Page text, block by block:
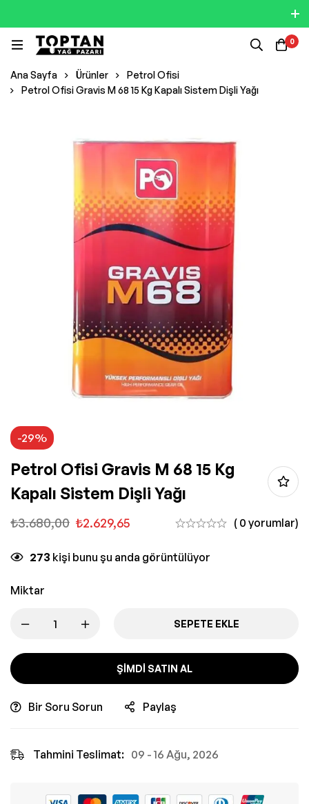
0
Ana Sayfa Ürünler
Petrol Ofisi
Petrol Ofisi Gravis M 68 15 Kg Kapalı Sistem Dişli Yağı
-29%
Petrol Ofisi Gravis M 68 15 Kg
Kapalı Sistem Dişli Yağı
₺3.680,00 ₺2.629,65 ( 0 yorumlar)
273 kişi bunu şu anda görüntülüyor
Miktar
SEPETE EKLE
ŞIMDI SATIN AL
Bir Soru Sorun Paylaş
Tahmini Teslimat: 09 - 16 Ağu, 2026